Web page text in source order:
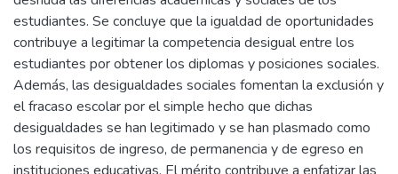
estudiantes. Se concluye que la igualdad de oportunidades
contribuye a legitimar la competencia desigual entre los
estudiantes por obtener los diplomas y posiciones sociales.
Además, las desigualdades sociales fomentan la exclusión y
el fracaso escolar por el simple hecho que dichas
desigualdades se han legitimado y se han plasmado como
los requisitos de ingreso, de permanencia y de egreso en